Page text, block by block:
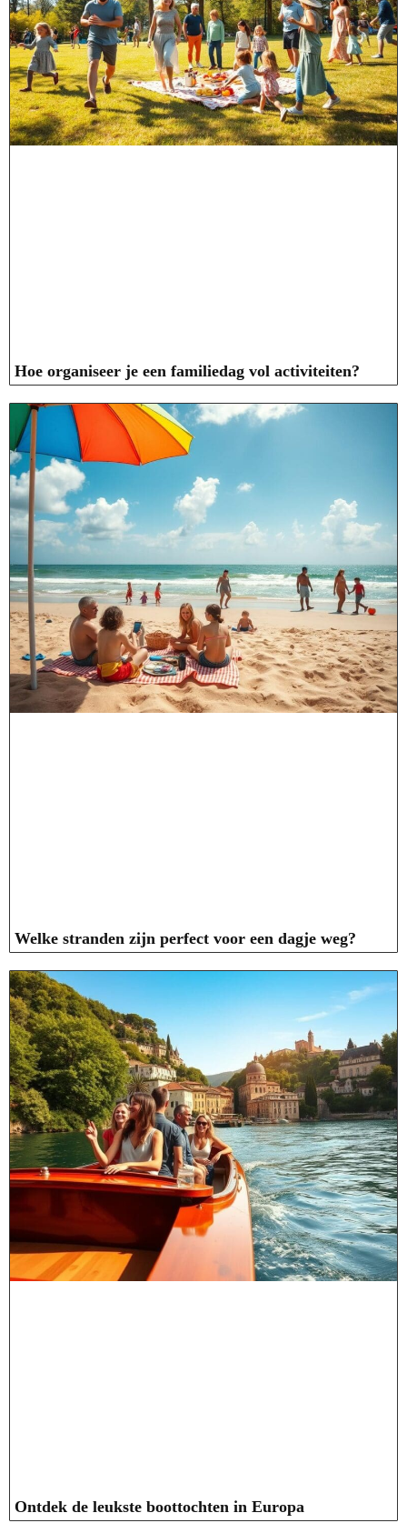
Hoe organiseer je een familiedag vol activiteiten?
Welke stranden zijn perfect voor een dagje weg?
Ontdek de leukste boottochten in Europa